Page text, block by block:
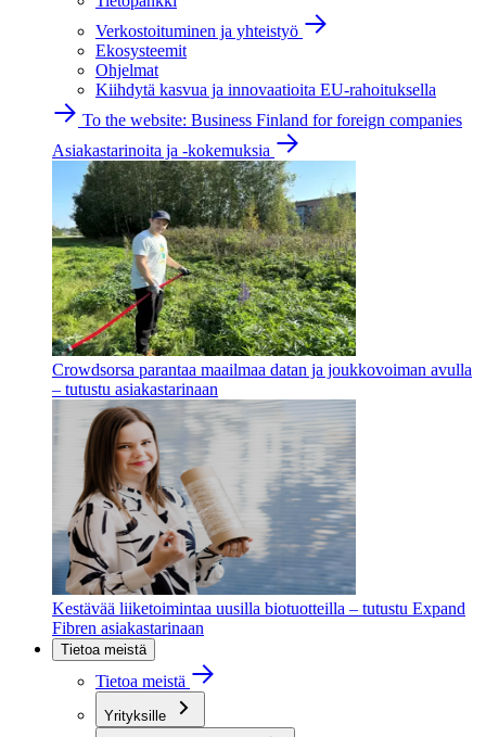
Verkostoituminen ja yhteistyö
Ekosysteemit
Ohjelmat
Kiihdytä kasvua ja innovaatioita EU-rahoituksella
To the website: Business Finland for foreign companies
Asiakastarinoita ja -kokemuksia
Crowdsorsa parantaa maailmaa datan ja joukkovoiman avulla
– tutustu asiakastarinaan
Kestävää liiketoimintaa uusilla biotuotteilla – tutustu Expand
Fibren asiakastarinaan
Tietoa meistä
Tietoa meistä
Yrityksille